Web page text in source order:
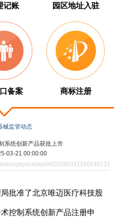
记账 园区地址入驻
备案 商标注册
械监管动态
系统创新产品获批上市
03-21 00:00:00
cxylqx/cxylqxlm/
准了北京唯迈医疗科技股
控制系统创新产品注册申